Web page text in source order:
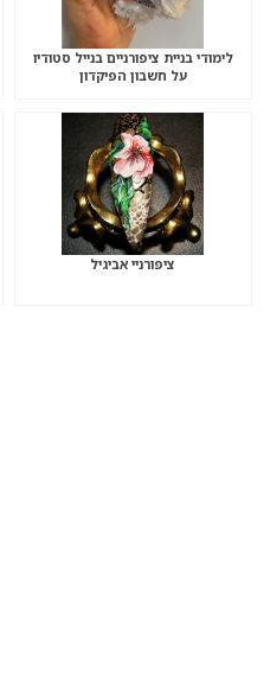
לימודי בניית ציפורניים בנייל סטודיו
על חשבון הפיקדון
ציפורניי אביגיל